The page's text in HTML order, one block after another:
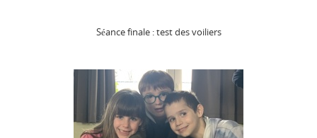
Séance finale : test des voiliers